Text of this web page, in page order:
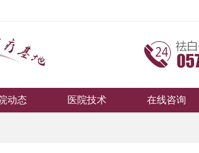
动态 医院技术 在线咨询